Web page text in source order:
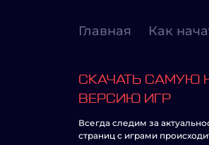
Главная Как
СКАЧАТЬ САМУЮ
ВЕРСИЮ ИГР
Всегда следим за
страниц с играми